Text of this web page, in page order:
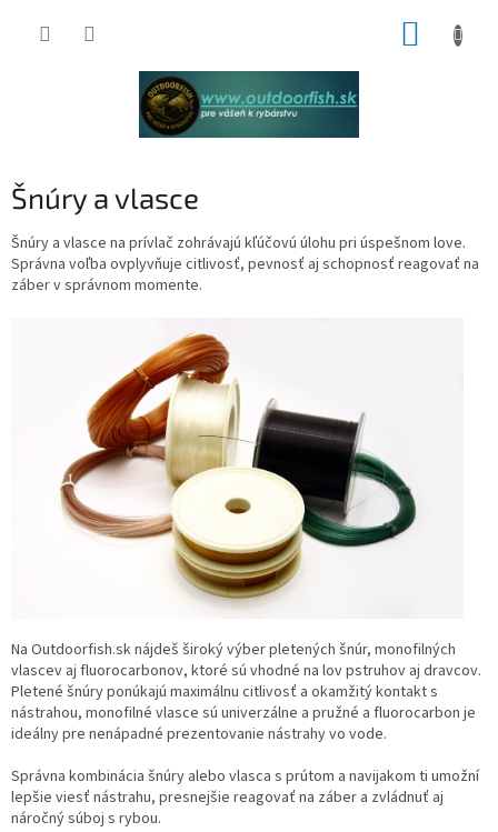
Šnúry a vlasce
Šnúry a vlasce na prívlač zohrávajú kľúčovú úlohu pri úspešnom love.
Správna voľba ovplyvňuje citlivosť, pevnosť aj schopnosť reagovať na
záber v správnom momente.
Na Outdoorfish.sk nájdeš široký výber pletených šnúr, monofilných
vlascev aj fluorocarbonov, ktoré sú vhodné na lov pstruhov aj dravcov.
Pletené šnúry ponúkajú maximálnu citlivosť a okamžitý kontakt s
nástrahou, monofilné vlasce sú univerzálne a pružné a fluorocarbon je
ideálny pre nenápadné prezentovanie nástrahy vo vode.
Správna kombinácia šnúry alebo vlasca s prútom a navijakom ti umožní
lepšie viesť nástrahu, presnejšie reagovať na záber a zvládnuť aj
náročný súboj s rybou.